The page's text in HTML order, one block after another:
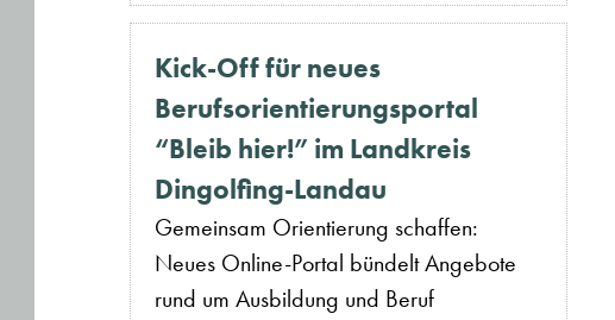
Kick-Off für neues
Berufsorientierungsportal
“Bleib hier!” im Landkreis
Dingolfing-Landau
Gemeinsam Orientierung schaffen:
Neues Online-Portal bündelt Angebote
rund um Ausbildung und Beruf